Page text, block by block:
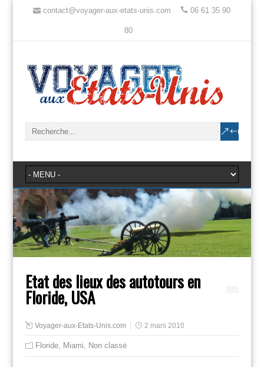
contact@voyager-aux-etats-unis.com 06 61 35 90
80
Etat des lieux des autotours en
Floride, USA
Voyager-aux-Etats-Unis.com 2 mars 2010
Floride, Miami Non classé